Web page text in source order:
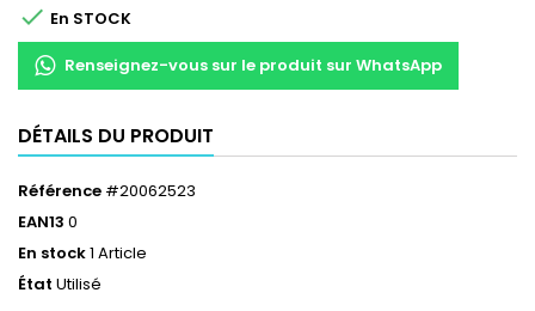
 En STOCK
Renseignez-vous sur le produit sur WhatsApp
DÉTAILS DU PRODUIT
Référence #20062523
EAN13 0
En stock1 Article
État Utilisé